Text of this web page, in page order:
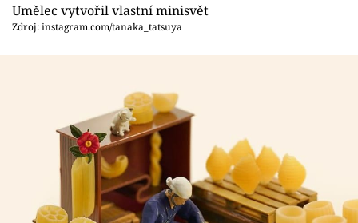
Umělec vytvořil vlastní minisvět
Zdroj: instagram.com/tanaka_tatsuya